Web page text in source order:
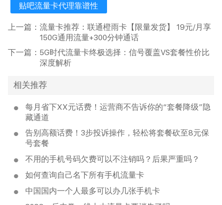
贴吧流量卡代理靠谱性
上一篇： 流量卡推荐：联通橙雨卡【限量发货】 19元/月享
150G通用流量+300分钟通话
下一篇： 5G时代流量卡终极选择：信号覆盖VS套餐性价比
深度解析
相关推荐
每月省下XX元话费！运营商不告诉你的“套餐降级”隐
藏通道
告别高额话费！3步投诉操作，轻松将套餐砍至8元保
号套餐
不用的手机号码欠费可以不注销吗？后果严重吗？
如何查询自己名下所有手机流量卡
中国国内一个人最多可以办几张手机卡